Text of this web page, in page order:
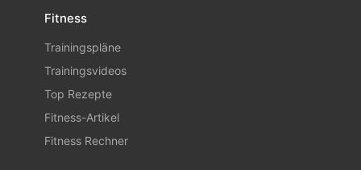
Fitness
Trainingspläne
Trainingsvideos
Top Rezepte
Fitness-Artikel
Fitness Rechner